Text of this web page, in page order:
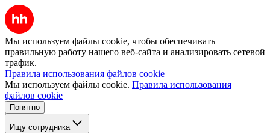
Мы используем файлы cookie, чтобы обеспечивать
правильную работу нашего веб-сайта и анализировать сетевой
трафик.
Правила использования файлов cookie
Мы используем файлы cookie. Правила использования
файлов cookie
Понятно
Ищу сотрудника